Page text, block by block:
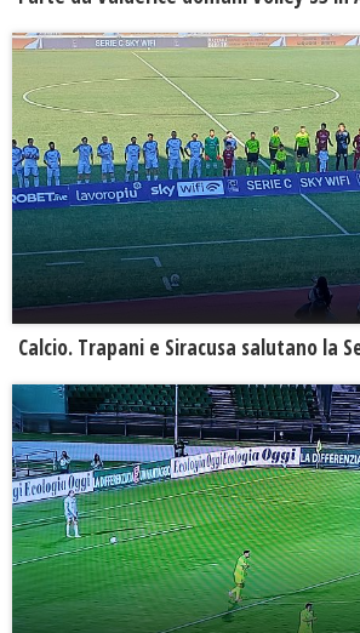
Calcio. Trapani e Siracusa salutano la